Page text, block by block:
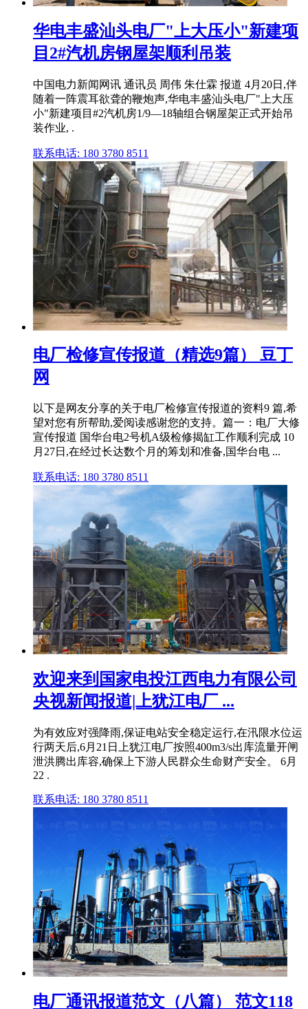
华电丰盛汕头电厂"上大压小"新建项
目2#汽机房钢屋架顺利吊装
中国电力新闻网讯 通讯员 周伟 朱仕霖 报道 4月20日,伴
随着一阵震耳欲聋的鞭炮声,华电丰盛汕头电厂"上大压
小"新建项目#2汽机房1/9—18轴组合钢屋架正式开始吊
装作业, .
联系电话: 180 3780 8511
电厂检修宣传报道（精选9篇） 豆丁
网
以下是网友分享的关于电厂检修宣传报道的资料9 篇,希
望对您有所帮助,爱阅读感谢您的支持。篇一：电厂大修
宣传报道 国华台电2号机A级检修揭缸工作顺利完成 10
月27日,在经过长达数个月的筹划和准备,国华台电 ...
联系电话: 180 3780 8511
欢迎来到国家电投江西电力有限公司
央视新闻报道|上犹江电厂 ...
为有效应对强降雨,保证电站安全稳定运行,在汛限水位运
行两天后,6月21日上犹江电厂按照400m3/s出库流量开闸
泄洪腾出库容,确保上下游人民群众生命财产安全。 6月
22 .
联系电话: 180 3780 8511
电厂通讯报道范文（八篇） 范文118